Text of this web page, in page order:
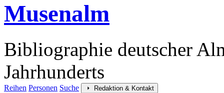
Musenalm
Bibliographie deutscher
Jahrhunderts
Reihen Personen Suche Redaktion & Kontakt